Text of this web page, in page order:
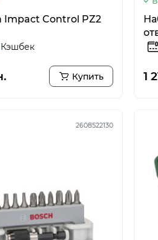
Impact Control PZ2
Кэшбек
Купить 1
2608522130